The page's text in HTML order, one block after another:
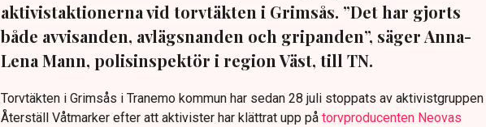
aktivistaktionerna vid torvtäkten i Grimsås. ”Det har gjorts
både avvisanden, avlägsnanden och gripanden”, säger Anna-
Lena Mann, polisinspektör i region Väst, till TN.
Torvtäkten i Grimsås i Tranemo kommun har sedan 28 juli stoppats av aktivistgruppen
Återställ Våtmarker efter att aktivister har klättrat upp påtorvproducenten Neovas